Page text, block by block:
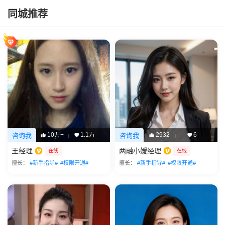
同城推荐
咨询我 10万+ | 1.1万
王经理 在线
擅长： #新手指导# #权限开通#
咨询我 2932 | 6
两融小嫒经理 在线
擅长： #新手指导# #权限开通#